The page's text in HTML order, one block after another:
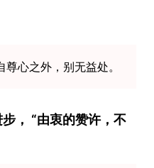
心之外，别无益处。
， “由衷的赞许，不